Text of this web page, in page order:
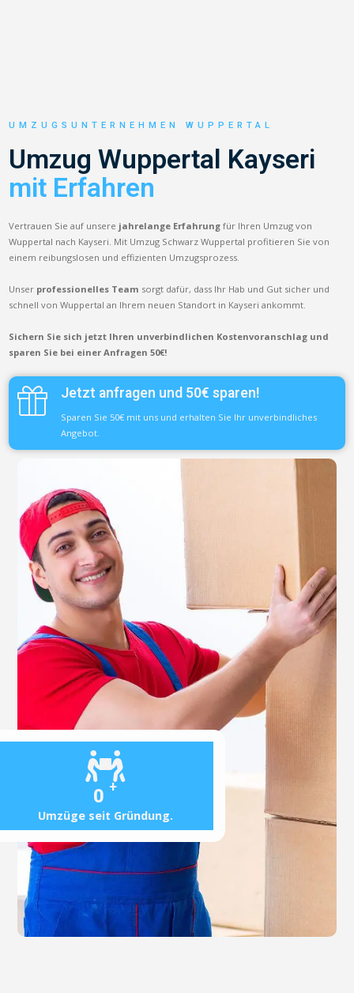
0 +
Umzüge seit Gründung.
UMZUGSUNTERNEHMEN WUPPERTAL
Umzug Wuppertal Kayseri
mit Erfahren
Vertrauen Sie auf unsere jahrelange Erfahrung für Ihren Umzug von
Wuppertal nach Kayseri. Mit Umzug Schwarz Wuppertal profitieren Sie von
einem reibungslosen und effizienten Umzugsprozess.
Unser professionelles Team sorgt dafür, dass Ihr Hab und Gut sicher und
schnell von Wuppertal an Ihrem neuen Standort in Kayseri ankommt.
Sichern Sie sich jetzt Ihren unverbindlichen Kostenvoranschlag und
sparen Sie bei einer Anfragen 50€!
Jetzt anfragen und 50€ sparen!
Sparen Sie 50€ mit uns und erhalten Sie Ihr unverbindliches
Angebot.